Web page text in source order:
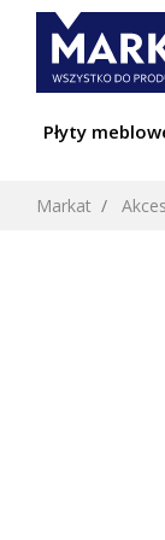
Płyty
Markat